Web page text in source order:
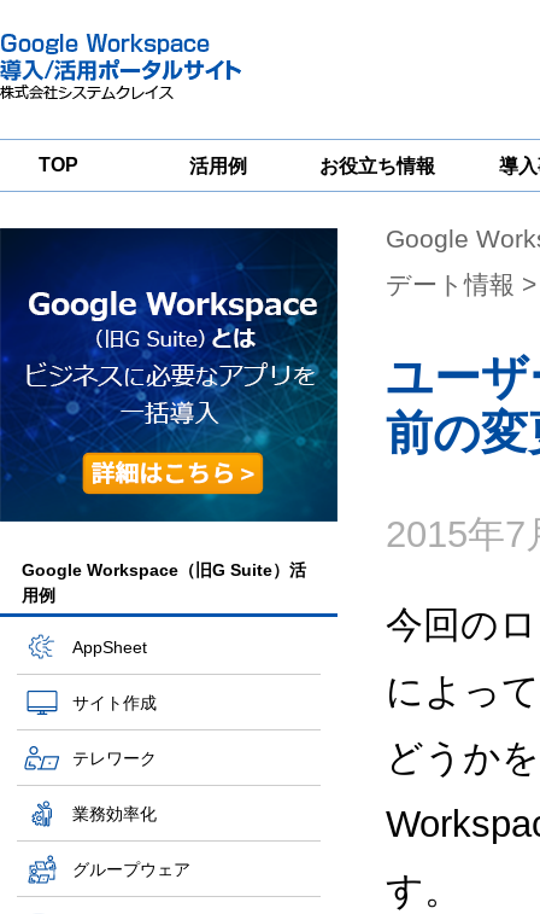
TOP 活用例 お役立ち情報
一
導
グループウェア
移行支援
Google
Workspace
セキュリティ
対策サービス
Google Workspace（旧G Suite）活
用例
AppSheet
サイト作成
テレワーク
業務効率化
グループウェア
Google
デート情報
ユー
前の
2015年7
今回の
によっ
どうか
す。